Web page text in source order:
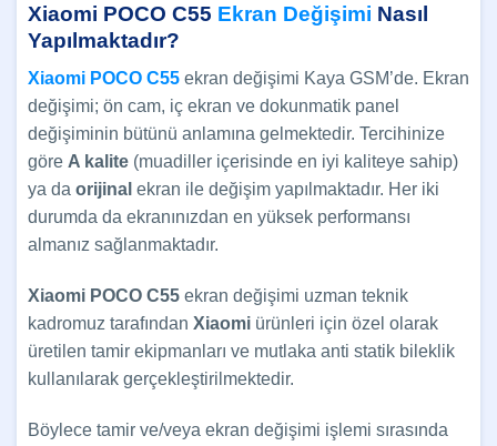
Xiaomi POCO C55 Ekran Değişimi Nasıl
Yapılmaktadır?
Xiaomi POCO C55 ekran değişimi Kaya GSM’de. Ekran
değişimi; ön cam, iç ekran ve dokunmatik panel
değişiminin bütünü anlamına gelmektedir. Tercihinize
göre A kalite (muadiller içerisinde en iyi kaliteye sahip)
ya da orijinal ekran ile değişim yapılmaktadır. Her iki
durumda da ekranınızdan en yüksek performansı
almanız sağlanmaktadır.
Xiaomi POCO C55 ekran değişimi uzman teknik
kadromuz tarafından Xiaomi ürünleri için özel olarak
üretilen tamir ekipmanları ve mutlaka anti statik bileklik
kullanılarak gerçekleştirilmektedir.
Böylece tamir ve/veya ekran değişimi işlemi sırasında